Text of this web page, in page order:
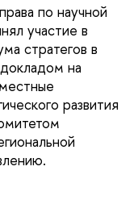
по научной
участие в
стратегов в
на
развития